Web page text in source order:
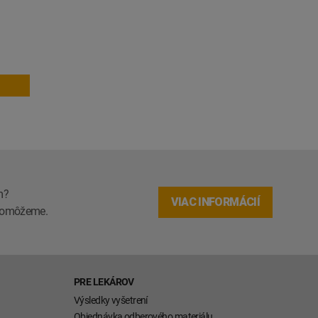
VIAC INFORMÁCIÍ
PRE LEKÁROV
Výsledky vyšetrení